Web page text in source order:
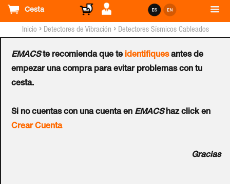
Cesta
EMACSte recomienda que te identifiquesantes de
empezar una compra para evitar problemas con tu
cesta.
Si no cuentas con una cuenta en EMACShaz click en
Crear Cuenta
Gracias
Inicio › Detectores de Vibración › Detectores Sísmicos Cableados
Detector Sísmico
ELMDENE™
Ref.: E20
integrado. Sensor térmico. Sensor de proximidad. Detector